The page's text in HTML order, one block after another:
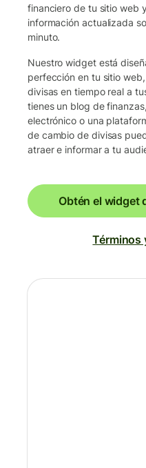
financiero de tu sitio web
información actualizada
minuto.
Nuestro widget está
perfección en tu sitio
divisas en tiempo real a
tienes un blog de
electrónico o una
de cambio de divisas
atraer e informar a tu
Obtén el widget
Términos